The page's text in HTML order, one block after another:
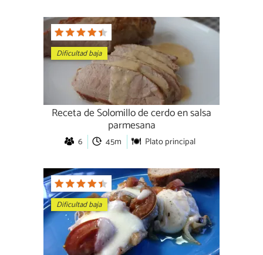
Dificultad baja
Receta de Solomillo de cerdo en salsa
parmesana
6 45m Plato principal
Dificultad baja